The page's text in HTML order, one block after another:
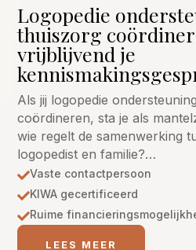
Logopedie
thuiszorg
vrijblijvend je
Als jij logopedie
coördineren, sta je als
wie regelt de samenwerking
logopedist en familie?…
Vaste contactpersoon
KIWA gecertificeerd
Ruime
LEES MEER